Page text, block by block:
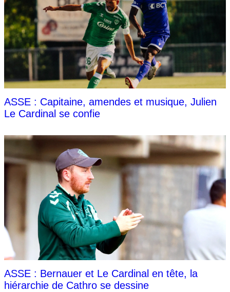
ASSE : Capitaine, amendes et musique, Julien
Le Cardinal se confie
ASSE : Bernauer et Le Cardinal en tête, la
hiérarchie de Cathro se dessine